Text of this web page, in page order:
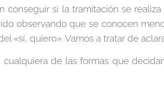
si la tramitación se realiza
observando que se conocen
«sí, quiero». Vamos a tratar de
de las formas que